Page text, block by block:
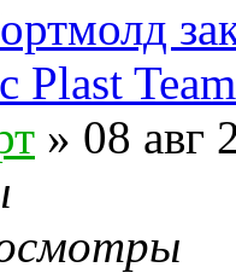
Plast Team
» 08 авг